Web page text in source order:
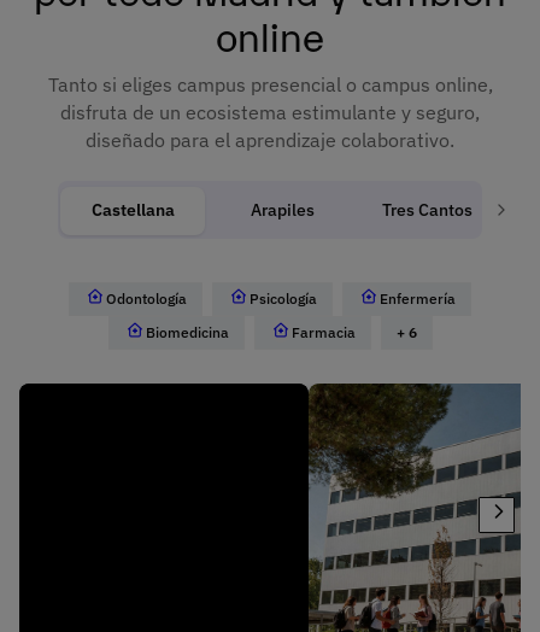
online
Tanto si eliges campus presencial o campus online,
disfruta de un ecosistema estimulante y seguro,
diseñado para el aprendizaje colaborativo.
Castellana Arapiles Tres Cantos
Odontología Psicología
Enfermería
Biomedicina
Farmacia + 6